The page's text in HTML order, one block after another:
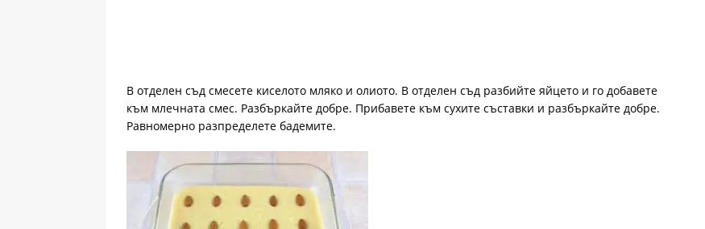
В отделен съд смесете киселото мляко и олиото. В отделен съд разбийте яйцето и го добавете
към млечната смес. Разбъркайте добре. Прибавете към сухите съставки и разбъркайте добре.
Равномерно разпределете бадемите.